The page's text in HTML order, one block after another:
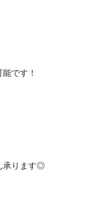
です！
承ります◎